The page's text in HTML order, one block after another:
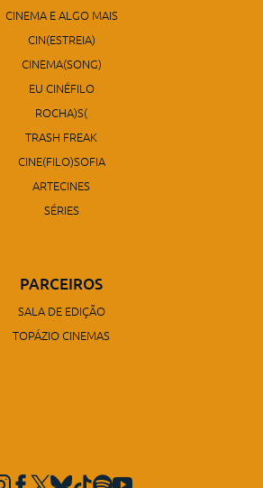
CINEMA E ALGO MAIS
CIN(ESTREIA)
CINEMA(SONG)
EU CINÉFILO
ROCHA)S(
TRASH FREAK
CINE(FILO)SOFIA
ARTECINES
SÉRIES
PARCEIROS
SALA DE EDIÇÃO
TOPÁZIO CINEMAS